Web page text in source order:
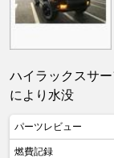
ハイラックスサ
により水没
パーツレビュー
燃費記録